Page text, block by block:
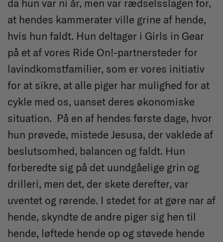
da hun var ni år, men var rædselsslagen for,
at hendes kammerater ville grine af hende,
hvis hun faldt. Hun deltager i Girls in Gear
på et af vores Ride On!-partnersteder for
lavindkomstfamilier, som er vores initiativ
for at sikre, at alle piger har mulighed for at
cykle med os, uanset deres økonomiske
situation. På en af hendes første dage, hvor
hun prøvede, mistede Jesusa, der vaklede af
beslutsomhed, balancen og faldt. Hun
forberedte sig på det uundgåelige grin og
drilleri, men det, der skete derefter, var
uventet og rørende. I stedet for at gøre nar af
hende, skyndte de andre piger sig hen til
hende, løftede hende op og støvede hende